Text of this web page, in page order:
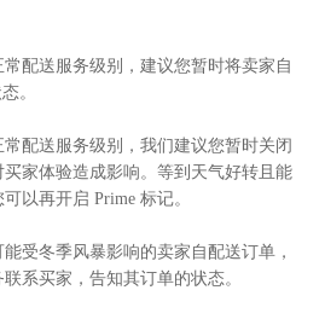
配送服务级别，建议您暂时将卖家自
。
配送服务级别，我们建议您暂时关闭
家体验造成影响。等到天气好转且能
以再开启 Prime 标记。
受冬季风暴影响的卖家自配送订单，
系买家，告知其订单的状态。